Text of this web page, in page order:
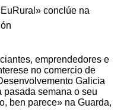
conclúe na
emprendedores e
no comercio de
Galicia
semana o seu
ben parece» na Guarda,